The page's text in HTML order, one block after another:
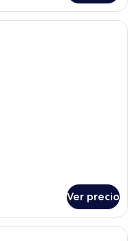
con dosel, una mesita de
Ver precio
con cuatro camas,